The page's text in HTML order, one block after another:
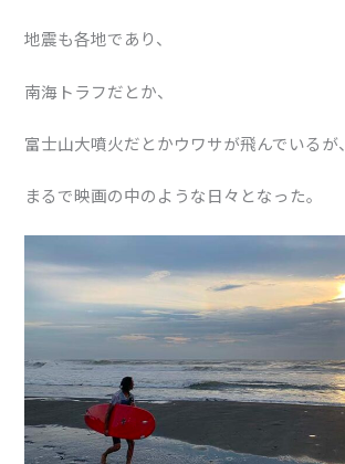
地震も各地であり、
南海トラフだとか、
富士山大噴火だとかウワサが飛んでいるが、
まるで映画の中のような日々となった。